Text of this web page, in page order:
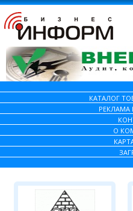
КАТАЛОГ
РЕКЛАМА
О